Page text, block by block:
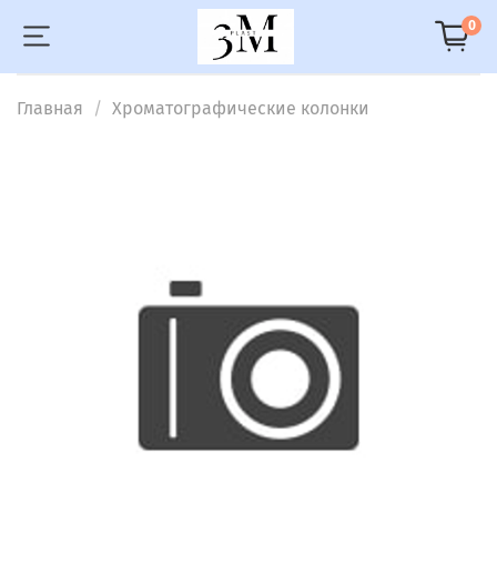
0
Главная Хроматографические колонки